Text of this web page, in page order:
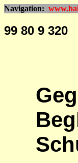
Navigation:
99 80 9 320